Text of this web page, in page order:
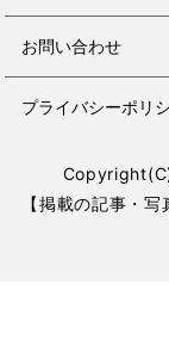
お問い合わせ
プライバシーポリ
【掲載の記事・